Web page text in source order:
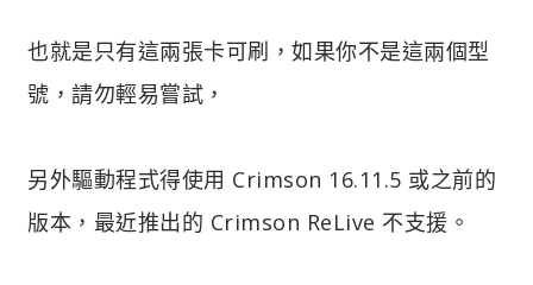
也就是只有這兩張卡可刷，如果你不是這兩個型
號，請勿輕易嘗試，
另外驅動程式得使用 Crimson 16.11.5 或之前的
版本，最近推出的 Crimson ReLive 不支援。